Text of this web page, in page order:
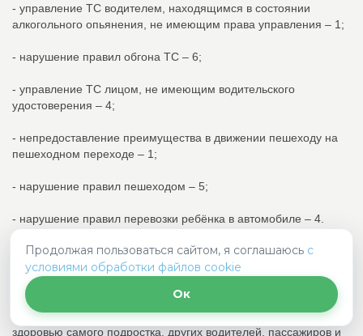
- управление ТС водителем, находящимся в состоянии
алкогольного опьянения, не имеющим права управления – 1;
- нарушение правил обгона ТС – 6;
- управление ТС лицом, не имеющим водительского
удостоверения – 4;
- непредоставление преимущества в движении пешеходу на
пешеходном переходе – 1;
- нарушение правил пешеходом – 5;
- нарушение правил перевозки ребёнка в автомобиле – 4.
Госавтоинспекция напоминает о недопустимости управления
транспортными средствами несовершеннолетними!
В последнее время фиксируются случаи, когда
несовершеннолетние садятся за руль транспортных средств
— и это не просто нарушение ПДД, а прямая угроза жизни и
здоровью самого подростка, других водителей, пассажиров и
Продолжая пользоваться сайтом, я соглашаюсь с
условиями обработки файлов cookie
Ок